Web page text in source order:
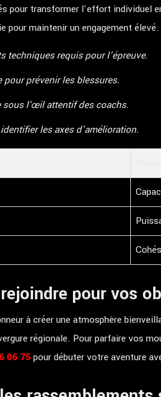
pour transformer l'effort individuel
pour maintenir un engagement
techniques requis pour l'épreuve.
prévenir les blessures.
sous l'œil attentif des coachs.
les axes d'amélioration.
pour vos
à créer une atmosphère
régionale. Pour parfaire vos
06 75pour débuter votre aventure